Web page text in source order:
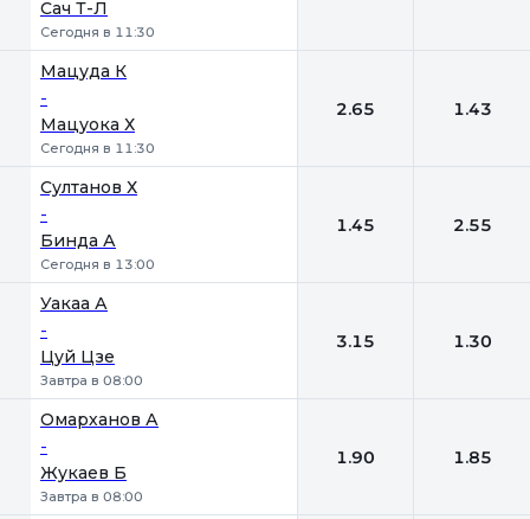
Сач Т-Л
Сегодня в 11:30
Мацуда К
-
Мацуока Х
Сегодня в 11:30
2.65 1.43
Султанов Х
-
Бинда А
Сегодня в 13:00
1.45 2.55
Уакаа А
-
Цуй Цзе
Завтра в 08:00
3.15 1.30
Омарханов А
-
Жукаев Б
Завтра в 08:00
1.90 1.85